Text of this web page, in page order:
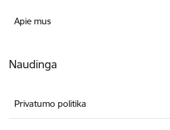
Apie mus
Naudinga
Privatumo politika